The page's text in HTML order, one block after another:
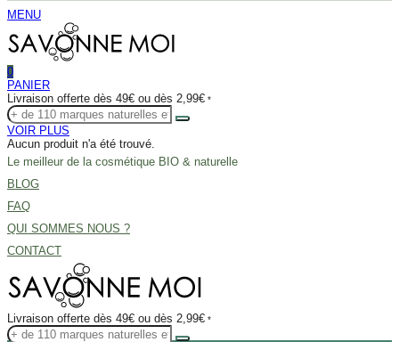
MENU
0
PANIER
Livraison offerte dès 49€ ou dès 2,99€ *
VOIR PLUS
Aucun produit n'a été trouvé.
Le meilleur de la cosmétique BIO & naturelle
BLOG
FAQ
QUI SOMMES NOUS ?
CONTACT
Livraison offerte dès 49€ ou dès 2,99€ *